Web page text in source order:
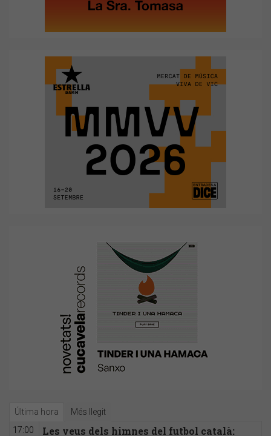
Última hora Més llegit
17:00 Les veus dels himnes del futbol català: